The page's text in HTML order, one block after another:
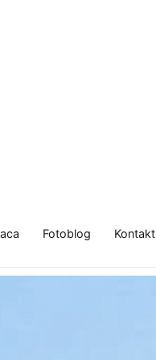
Fotoblog Kontakt